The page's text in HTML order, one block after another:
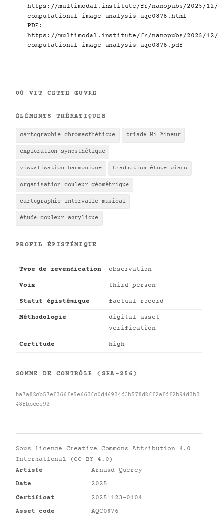
https://multimodal.institute/fr/nanopubs/2025/12/
computational-image-analysis-aqc0876.html
PDF:
https://multimodal.institute/fr/nanopubs/2025/12/
computational-image-analysis-aqc0876.pdf
OÙ VIT CETTE ŒUVRE
ÉLÉMENTS THÉMATIQUES
cartographie chromesthétique triade Mi Mineur
exploration synesthétique
visualisation harmonique traduction étude piano
organisation couleur géométrique
cartographie intervalle musical
étude couleur acrylique
PROFIL ÉPISTÉMIQUE
Type de revendication observation
Voix third person
Statut épistémique factual record
Méthodologie
digital asset
verification
Certitude high
SOMME DE CONTRÔLE (SHA-256)
ba7a82cb57ef366fe5e663fc0d46934d3b578d2ff2afdf2b94d3b3
48fbbece92
Sous licence Creative Commons Attribution 4.0
International (CC BY 4.0)
Artiste
Arnaud Quercy
Date
2025
Certificat
20251123-0104
Asset code
AQC0876